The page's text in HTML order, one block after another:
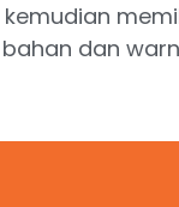
dan